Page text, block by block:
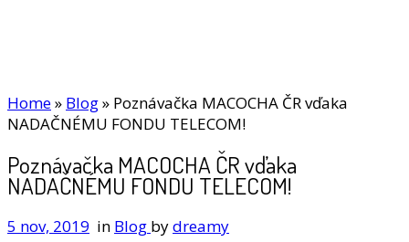
Home» Blog» Poznávačka MACOCHA ČR vďaka
NADAČNÉMU FONDU TELECOM!
Poznávačka MACOCHA ČR vďaka
NADAČNÉMU FONDU TELECOM!
5 nov, 2019 in Blog bydreamy